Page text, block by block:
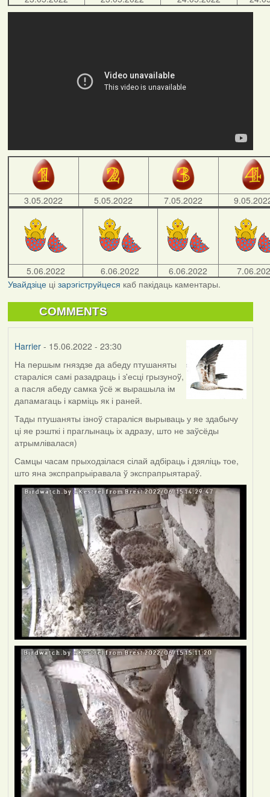
3.05.2022 5.05.2022 7.05.2022
5.06.2022 6.06.2022 6.06.2022
Увайдзіцеці зарэгіструйцеся каб пакідаць каментары.
COMMENTS
Harrier- 15.06.2022 - 23:30
На першым гняздзе да абеду птушаняты
стараліся самі разадраць і з'есці грызуноў,
а пасля абеду самка ўсё ж вырашыла ім
дапамагаць і карміць як і раней.
Тады птушаняты ізноў стараліся вырываць у яе здабычу
ці яе рэшткі і праглынаць іх адразу, што не заўсёды
атрымлівалася)
Самцы часам прыходзілася сілай адбіраць і дзяліць тое,
што яна экспрапрыіравала ў экспрапрыятараў.